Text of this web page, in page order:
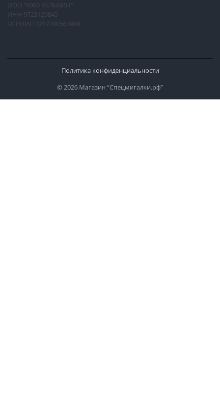
ООО "6000 КЕЛЬВИН"
ИНН 9723129845
ОГРНИП 1217700563948
Политика конфиденциальности
© 2026 Магазин “Спецмигалки.рф”